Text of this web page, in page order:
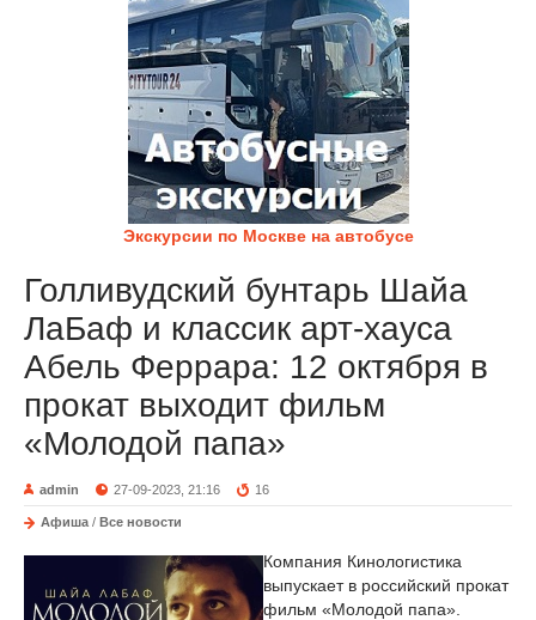
Экскурсии по Москве на автобусе
Голливудский бунтарь Шайа
ЛаБаф и классик арт-хауса
Абель Феррара: 12 октября в
прокат выходит фильм
«Молодой папа»
admin 27-09-2023, 21:16 16
Афиша / Все новости
Компания Кинологистика
выпускает в российский прокат
фильм «Молодой папа».